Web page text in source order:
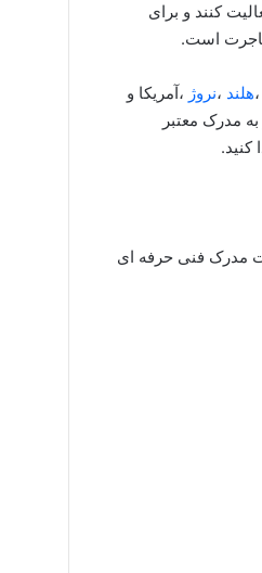
کنند و برای
است.
،‌هلند ،‌نروژ ،‌آمریکا و
مدرک معتبر
مدرک فنی حرفه ای